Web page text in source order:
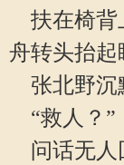
扶在椅背
舟转头抬起
张北野沉
“救人？”
问话无人